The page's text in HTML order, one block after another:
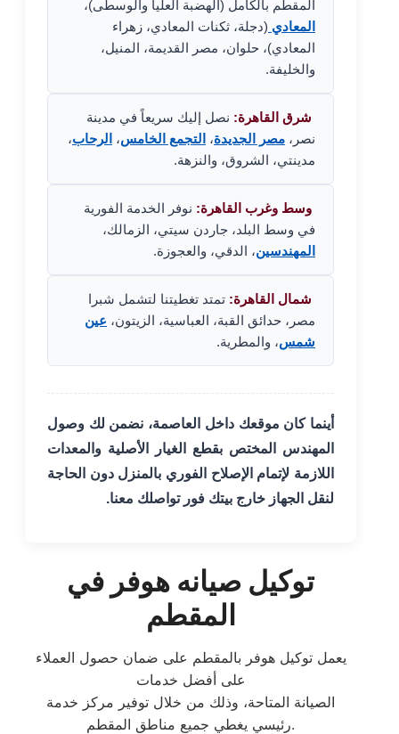
المقطم بالكامل (الهضبة العليا والوسطى)،
المعادي (دجلة، ثكنات المعادي، زهراء
المعادي)، حلوان، مصر القديمة، المنيل،
والخليفة.
شرق القاهرة: نصل إليك سريعاً في مدينة
نصر، مصر الجديدة، التجمع الخامس، الرحاب،
مدينتي، الشروق، والنزهة.
وسط وغرب القاهرة: نوفر الخدمة الفورية
في وسط البلد، جاردن سيتي، الزمالك،
المهندسين، الدقي، والعجوزة.
شمال القاهرة: تمتد تغطيتنا لتشمل شبرا
مصر، حدائق القبة، العباسية، الزيتون، عين
شمس، والمطرية.
أينما كان موقعك داخل العاصمة، نضمن لك وصول
المهندس المختص بقطع الغيار الأصلية والمعدات
اللازمة لإتمام الإصلاح الفوري بالمنزل دون الحاجة
لنقل الجهاز خارج بيتك فور تواصلك معنا.
توكيل صيانه هوفر في
المقطم
يعمل توكيل هوفر بالمقطم على ضمان حصول العملاء
على أفضل خدمات
الصيانة المتاحة، وذلك من خلال توفير مركز خدمة
رئيسي يغطي جميع مناطق المقطم.